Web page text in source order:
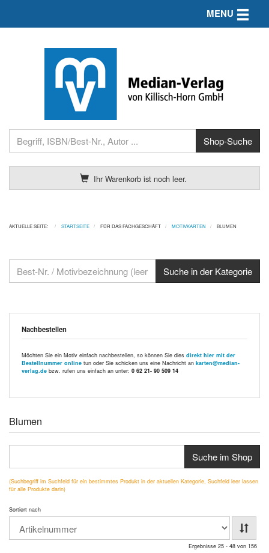
Ihr Warenkorb ist noch leer.
MENU Toggle
AKTUELLE SEITE: STARTSEITE FÜR DAS FACHGESCHÄFT MOTIVKARTEN BLUMEN
Nachbestellen
Möchten Sie ein Motiv einfach nachbestellen, so können Sie dies direkt hier mit der
Bestellnummer online tun oder Sie schicken uns eine Nachricht an karten@median-
verlag.de bzw. rufen uns einfach an unter: 0 62 21- 90 509 14
Blumen
Suche im Shop
(Suchbegriff im Suchfeld für ein bestimmtes Produkt in der aktuellen Kategorie, Suchfeld leer lassen
für alle Produkte darin)
Sortiert nach
Ergebnisse 25 - 48 von 156